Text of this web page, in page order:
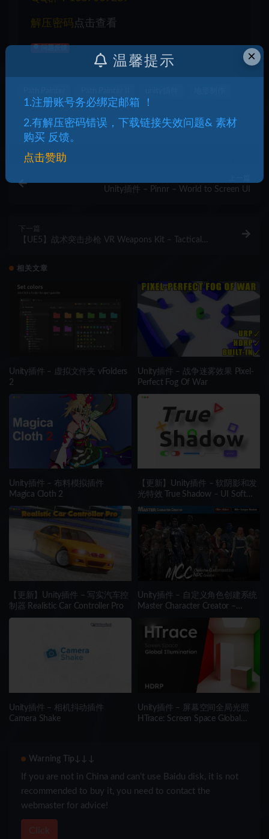
解压密码 点击查看
收藏 海报 链接
Unity插件 – Pinnr – World to Screen UI
下一篇
【UE5】战术突击步枪 VR Weapons Kit – Tactical
相关文章
Unity插件 – 虚拟文件夹 vFolders
2
Unity插件 – 战争迷雾效果 Pixel-
Perfect Fog Of War
Unity插件 – 布料模拟插件
Magica Cloth 2
【更新】Unity插件 – 软阴影和发
光特效 True Shadow – UI Soft
Shadow and Glow
【更新】Unity插件 – 写实汽车控
制器 Realistic Car Controller Pro
Unity插件 – 自定义角色创建系统
Master Character Creator –
Character Customization/NPC
Creator
Unity插件 – 相机抖动插件
Camera Shake
Unity插件 – 屏幕空间全局光照
HTrace: Screen Space Global
Warning Tip↓↓↓
If you are not in China and can’t use Baidu disk, it is not
recommended to buy it, you need to contact the
webmaster for advice!
Click
×
温馨提示
1.注册账号务必绑定邮箱 ！
2.有解压密码错误，下载链接失效问题& 素材
购买 反馈。
点击赞助